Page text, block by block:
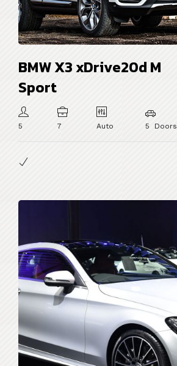
BMW X3 xDrive20d M
Sport
5 7 Auto 5 Doors